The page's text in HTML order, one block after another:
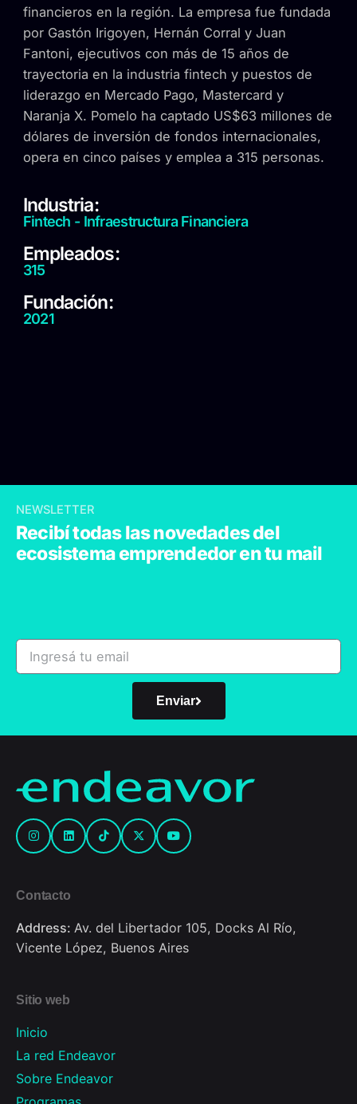
financieros en la región. La empresa fue fundada
por Gastón Irigoyen, Hernán Corral y Juan
Fantoni, ejecutivos con más de 15 años de
trayectoria en la industria fintech y puestos de
liderazgo en Mercado Pago, Mastercard y
Naranja X. Pomelo ha captado US$63 millones de
dólares de inversión de fondos internacionales,
opera en cinco países y emplea a 315 personas.
Industria:
Fintech - Infraestructura Financiera
Empleados:
315
Fundación:
2021
NEWSLETTER
Recibí todas las novedades del
ecosistema emprendedor en tu mail
Enviar
Contacto
Address: Av. del Libertador 105, Docks Al Río,
Vicente López, Buenos Aires
Sitio web
Inicio
La red Endeavor
Sobre Endeavor